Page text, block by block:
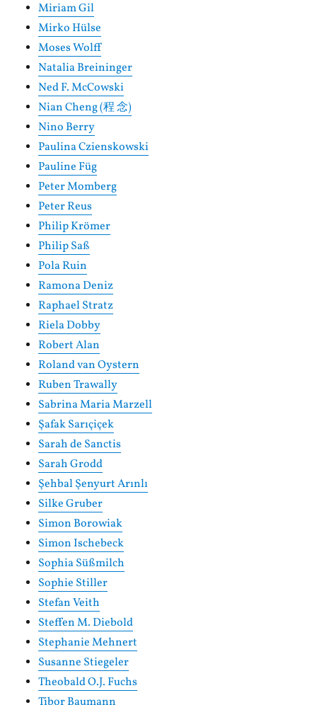
Miriam Gil
Mirko Hülse
Moses Wolff
Natalia Breininger
Ned F. McCowski
Nian Cheng (程 念)
Nino Berry
Paulina Czienskowski
Pauline Füg
Peter Momberg
Peter Reus
Philip Krömer
Philip Saß
Pola Ruin
Ramona Deniz
Raphael Stratz
Riela Dobby
Robert Alan
Roland van Oystern
Ruben Trawally
Sabrina Maria Marzell
Şafak Sarıçiçek
Sarah de Sanctis
Sarah Grodd
Şehbal Şenyurt Arınlı
Silke Gruber
Simon Borowiak
Simon Ischebeck
Sophia Süßmilch
Sophie Stiller
Stefan Veith
Steffen M. Diebold
Stephanie Mehnert
Susanne Stiegeler
Theobald O.J. Fuchs